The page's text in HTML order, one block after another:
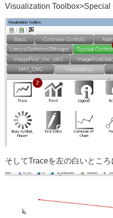
Visualization Toolbox>Special
そしてTraceを左の白いところ